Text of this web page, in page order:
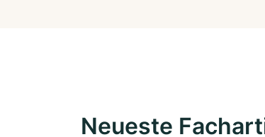
Neueste